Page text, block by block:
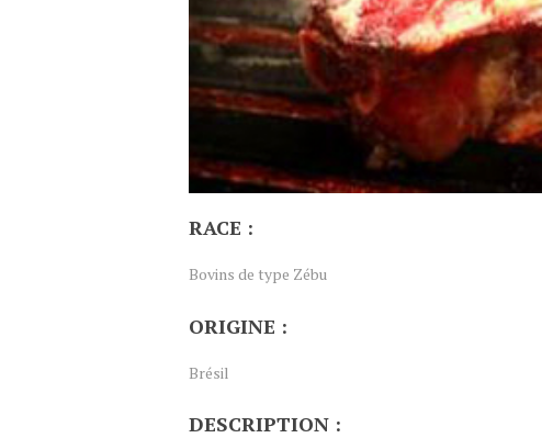
RACE :
Bovins de type Zébu
ORIGINE :
Brésil
DESCRIPTION :